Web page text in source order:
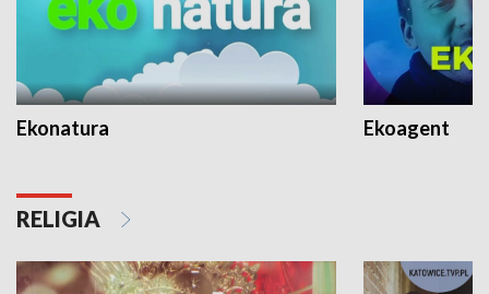
Ekonatura Ekoagent
RELIGIA